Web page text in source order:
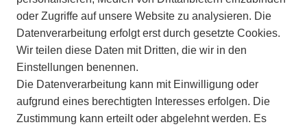
ZAHLUNGSARTEN
VERSAND
BATTERIEENTSORGUNG
VERANSTALTUNGEN
oder Zugriffe auf unsere Website zu analysieren. Die
Datenverarbeitung erfolgt erst durch gesetzte Cookies.
Wir teilen diese Daten mit Dritten, die wir in den
Einstellungen benennen.
Die Datenverarbeitung kann mit Einwilligung oder
aufgrund eines berechtigten Interesses erfolgen. Die
Zustimmung kann erteilt oder abgelehnt werden. Es